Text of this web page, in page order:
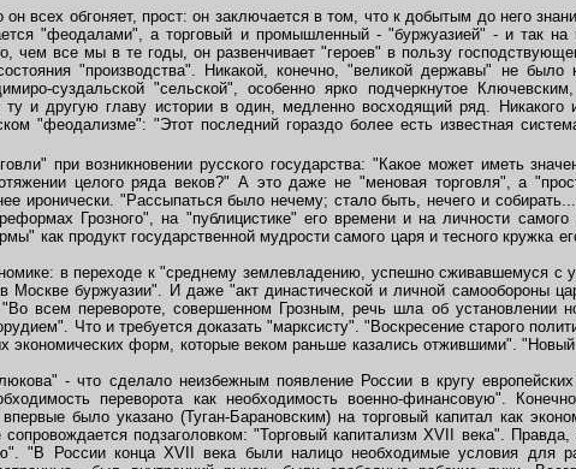
всех обгоняет, прост: он заключается в том, что к добытым до него
"феодалами", а торговый и промышленный - "буржуазией" - и так на
чем все мы в те годы, он развенчивает "героев" в пользу
"производства". Никакой, конечно, "великой державы" не было
суздальской "сельской", особенно ярко подчеркнутое
и другую главу истории в один, медленно восходящий ряд. Никакого
"феодализме": "Этот последний гораздо более есть известная
при возникновении русского государства: "Какое может иметь
целого ряда веков?" А это даже не "меновая торговля", а
иронически. "Рассыпаться было нечему; стало быть, нечего и
Грозного", на "публицистике" его времени и на личности самого
как продукт государственной мудрости самого царя и тесного кружка
в переходе к "среднему землевладению, успешно сживавшемуся с
Москве буржуазии". И даже "акт династической и личной самообороны
всем перевороте, совершенном Грозным, речь шла об установлении
Что и требуется доказать "марксисту". "Воскресение старого
экономических форм, которые веком раньше казались отжившими".
- что сделало неизбежным появление России в кругу европейских
переворота как необходимость военно-финансовую".
было указано (Туган-Барановским) на торговый капитал как
подзаголовком: "Торговый капитализм XVII века". Правда,
"В России конца XVII века были налицо необходимые условия для